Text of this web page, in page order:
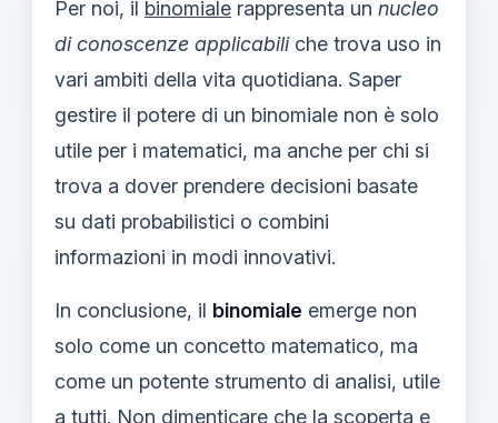
Per noi, il binomiale rappresenta un nucleo
di conoscenze applicabiliche trova uso in
vari ambiti della vita quotidiana. Saper
gestire il potere di un binomiale non è solo
utile per i matematici, ma anche per chi si
trova a dover prendere decisioni basate
su dati probabilistici o combini
informazioni in modi innovativi.
In conclusione, il binomiale emerge non
solo come un concetto matematico, ma
come un potente strumento di analisi, utile
a tutti. Non dimenticare che la scoperta e